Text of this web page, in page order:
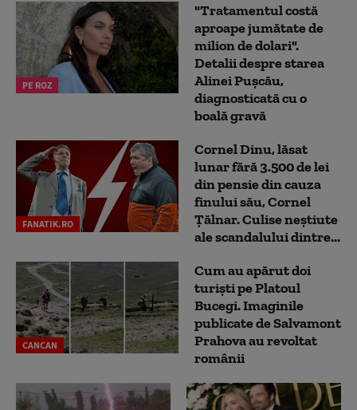
PE ROZ
"Tratamentul costă
aproape jumătate de
milion de dolari".
Detalii despre starea
Alinei Pușcău,
diagnosticată cu o
boală gravă
FANATIK.RO
Cornel Dinu, lăsat
lunar fără 3.500 de lei
din pensie din cauza
finului său, Cornel
Țălnar. Culise neștiute
ale scandalului dintre...
CANCAN
Cum au apărut doi
turiști pe Platoul
Bucegi. Imaginile
publicate de Salvamont
Prahova au revoltat
românii